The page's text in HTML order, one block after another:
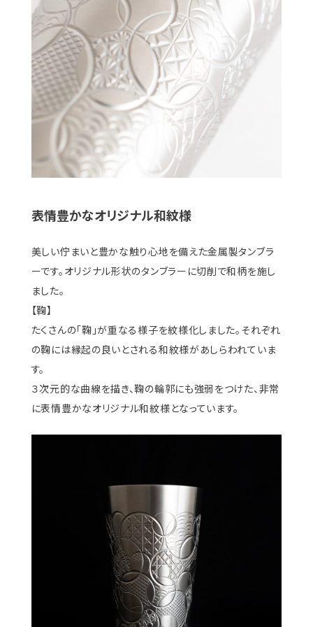
表情豊かなオリジナル和紋様
美しい佇まいと豊かな触り心地を備えた金属製タンブラ
ーです。オリジナル形状のタンブラーに切削で和柄を施し
ました。
【鞠】
たくさんの「鞠」が重なる様子を紋様化しました。それぞれ
の鞠には縁起の良いとされる和紋様があしらわれていま
す。
３次元的な曲線を描き、鞠の輪郭にも強弱をつけた、非常
に表情豊かなオリジナル和紋様となっています。